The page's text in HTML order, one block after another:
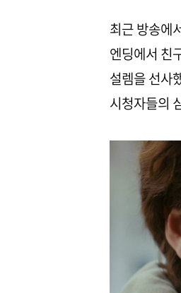
최근 방송에
엔딩에서 친
설렘을 선사
시청자들의